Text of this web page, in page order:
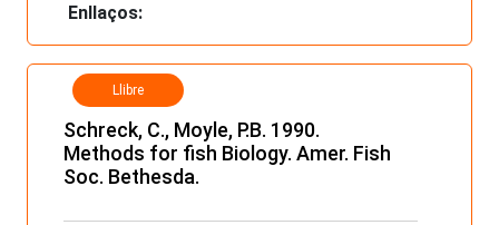
Enllaços:
Llibre
Schreck, C., Moyle, P.B. 1990.
Methods for fish Biology. Amer. Fish
Soc. Bethesda.